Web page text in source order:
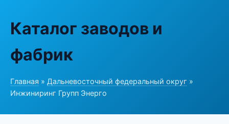
Каталог заводов и
фабрик
Главная » Дальневосточный федеральный округ »
Инжиниринг Групп Энерго